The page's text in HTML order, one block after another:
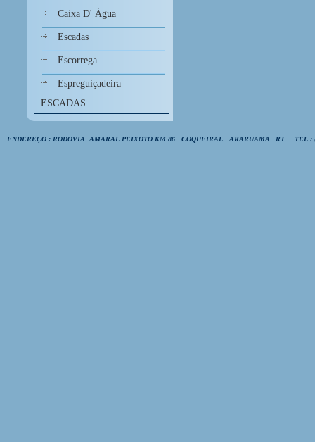
Caixa D' Água
Escadas
Escorrega
Espreguiçadeira
ESCADAS
ENDEREÇO : RODOVIA AMARAL PEIXOTO KM 86 - COQUEIRAL - ARARUAMA - RJ TEL :